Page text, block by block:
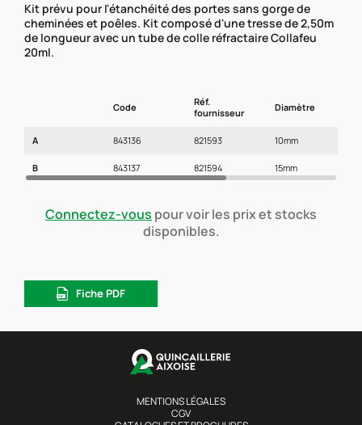
Kit prévu pour l'étanchéité des portes sans gorge de
cheminées et poêles. Kit composé d'une tresse de 2,50m
de longueur avec un tube de colle réfractaire Collafeu
20ml.
Code
Réf.
fournisseur
Diamètre
A 843136 821593 10mm
B 843137 821594 15mm
Connectez-vous pour voir les prix et stocks
disponibles.
Fiche PDF
MENTIONS LÉGALES
CGV